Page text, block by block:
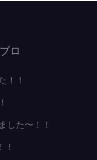
ロ
！！
した〜！！